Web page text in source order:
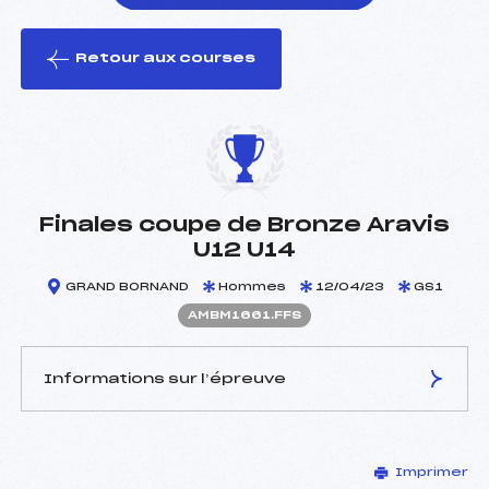
le ski
Retour aux courses
Finales coupe de Bronze Aravis
U12 U14
GRAND BORNAND Hommes 12/04/23 GS1
AMBM1661.FFS
Informations sur l’épreuve
FERTE LEO (MB)
Imprimer